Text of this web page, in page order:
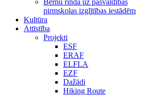
Bērnu rinda uz pašvaldības
pirmskolas izglītības iestādēm
Kultūra
Attīstība
Projekti
ESF
ERAF
ELFLA
EZF
Dažādi
Hiking Route